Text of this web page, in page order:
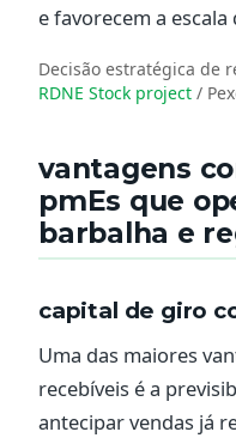
e favorecem a
Decisão estratégica de
RDNE Stock project /
vantagens
pmEs que
barbalha e
capital de giro
Uma das maiores
recebíveis é a
antecipar vendas já